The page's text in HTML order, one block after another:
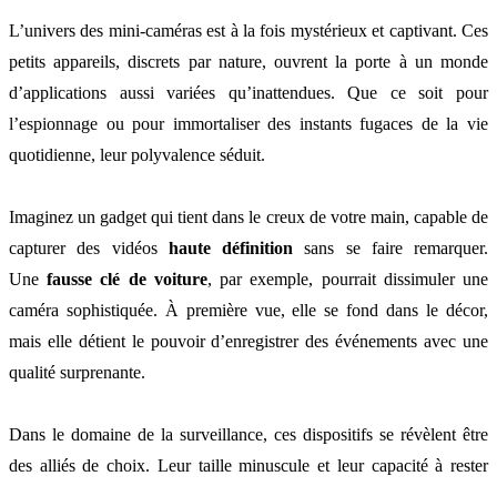
L’univers des mini-caméras est à la fois mystérieux et captivant. Ces
petits appareils, discrets par nature, ouvrent la porte à un monde
d’applications aussi variées qu’inattendues. Que ce soit pour
l’espionnage ou pour immortaliser des instants fugaces de la vie
quotidienne, leur polyvalence séduit.
Imaginez un gadget qui tient dans le creux de votre main, capable de
capturer des vidéos haute définition sans se faire remarquer.
Unefausse clé de voiture, par exemple, pourrait dissimuler une
caméra sophistiquée. À première vue, elle se fond dans le décor,
mais elle détient le pouvoir d’enregistrer des événements avec une
qualité surprenante.
Dans le domaine de la surveillance, ces dispositifs se révèlent être
des alliés de choix. Leur taille minuscule et leur capacité à rester